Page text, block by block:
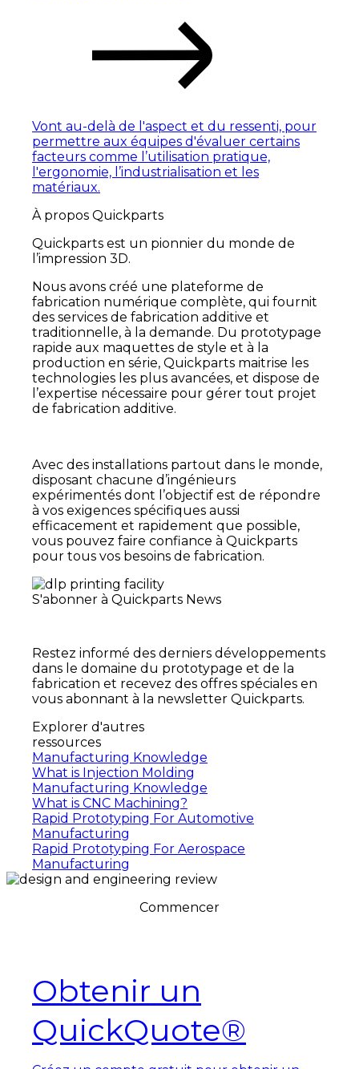
Vont au-delà de l'aspect et du ressenti, pour
permettre aux équipes d'évaluer certains
facteurs comme l’utilisation pratique,
l'ergonomie, l’industrialisation et les
matériaux.
À propos Quickparts
Quickparts est un pionnier du monde de
l’impression 3D.
Nous avons créé une plateforme de
fabrication numérique complète, qui fournit
des services de fabrication additive et
traditionnelle, à la demande. Du prototypage
rapide aux maquettes de style et à la
production en série, Quickparts maitrise les
technologies les plus avancées, et dispose de
l’expertise nécessaire pour gérer tout projet
de fabrication additive.
Avec des installations partout dans le monde,
disposant chacune d’ingénieurs
expérimentés dont l’objectif est de répondre
à vos exigences spécifiques aussi
efficacement et rapidement que possible,
vous pouvez faire confiance à Quickparts
pour tous vos besoins de fabrication.
S'abonner à Quickparts News
Restez informé des derniers développements
dans le domaine du prototypage et de la
fabrication et recevez des offres spéciales en
vous abonnant à la newsletter Quickparts.
Explorer d'autres
ressources
Manufacturing Knowledge
What is Injection Molding
Manufacturing Knowledge
What is CNC Machining?
Rapid Prototyping For Automotive
Manufacturing
Rapid Prototyping For Aerospace
Manufacturing
Commencer
Obtenir un
QuickQuote®